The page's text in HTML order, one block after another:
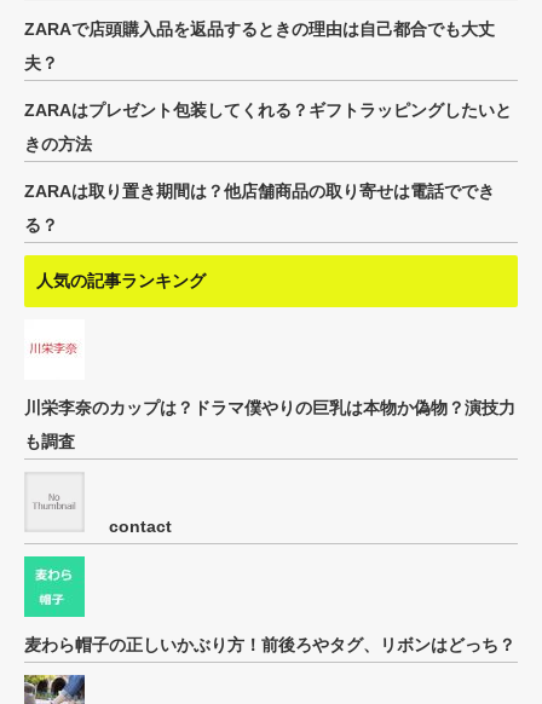
ZARAで店頭購入品を返品するときの理由は自己都合でも大丈
夫？
ZARAはプレゼント包装してくれる？ギフトラッピングしたいと
きの方法
ZARAは取り置き期間は？他店舗商品の取り寄せは電話ででき
る？
人気の記事ランキング
川栄李奈のカップは？ドラマ僕やりの巨乳は本物か偽物？演技力
も調査
contact
麦わら帽子の正しいかぶり方！前後ろやタグ、リボンはどっち？